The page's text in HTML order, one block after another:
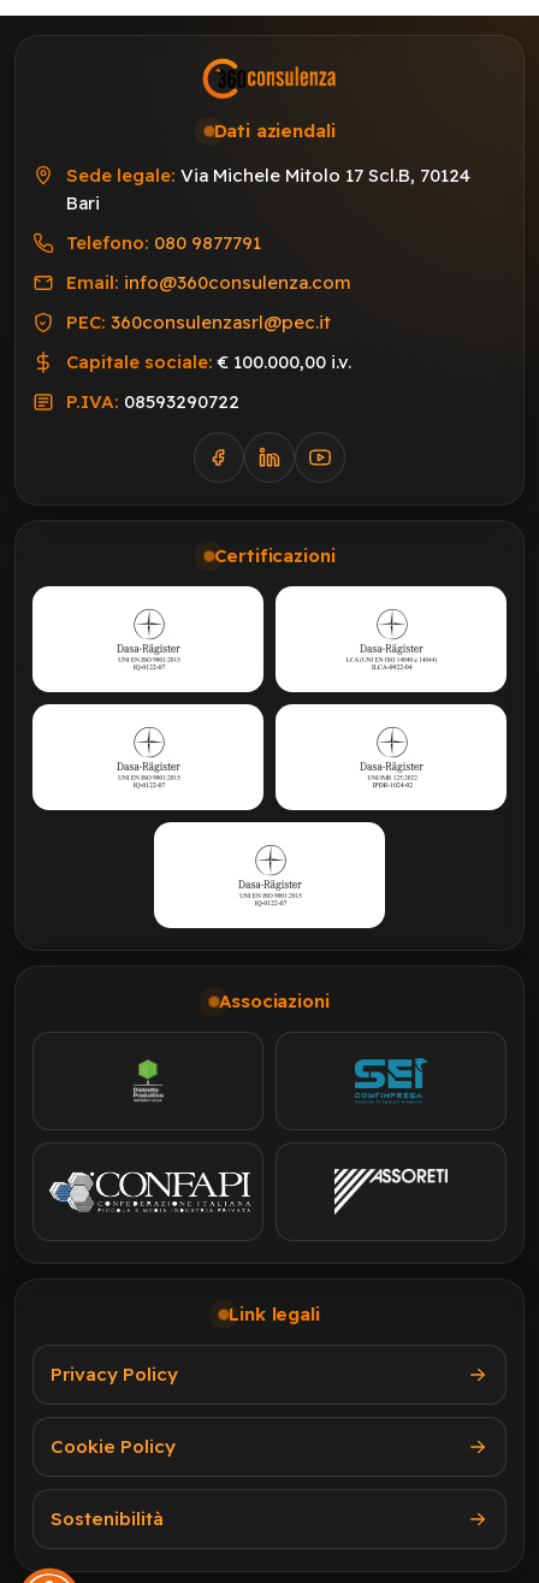
Dati aziendali
Sede legale: Via Michele Mitolo 17 Scl.B, 70124
Bari
Telefono: 080 9877791
Email: info@360consulenza.com
PEC: 360consulenzasrl@pec.it
Capitale sociale: € 100.000,00 i.v.
P.IVA: 08593290722
Certificazioni
Associazioni
Link legali
Privacy Policy
Cookie Policy
Sostenibilità